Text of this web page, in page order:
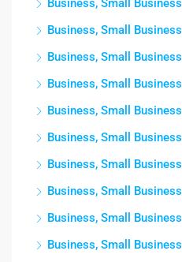
Business, Small Business
Business, Small Business
Business, Small Business
Business, Small Business
Business, Small Business
Business, Small Business
Business, Small Business
Business, Small Business
Business, Small Business